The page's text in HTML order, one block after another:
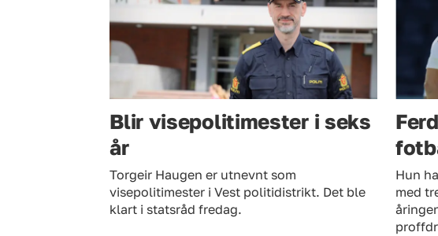
Blir visepolitimester i seks
år
Torgeir Haugen er utnevnt som
visepolitimester i Vest politidistrikt. Det ble
klart i statsråd fredag.
Hun
med